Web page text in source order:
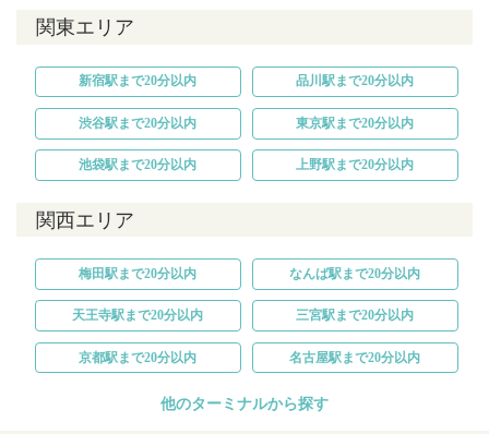
関東エリア
新宿駅まで20分以内 品川駅まで20分以内
渋谷駅まで20分以内 東京駅まで20分以内
池袋駅まで20分以内 上野駅まで20分以内
関西エリア
梅田駅まで20分以内 なんば駅まで20分以内
天王寺駅まで20分以内 三宮駅まで20分以内
京都駅まで20分以内 名古屋駅まで20分以内
他のターミナルから探す